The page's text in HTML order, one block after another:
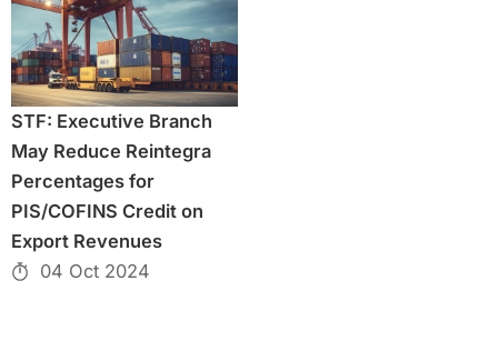
STF: Executive Branch
May Reduce Reintegra
Percentages for
PIS/COFINS Credit on
Export Revenues
04 Oct 2024